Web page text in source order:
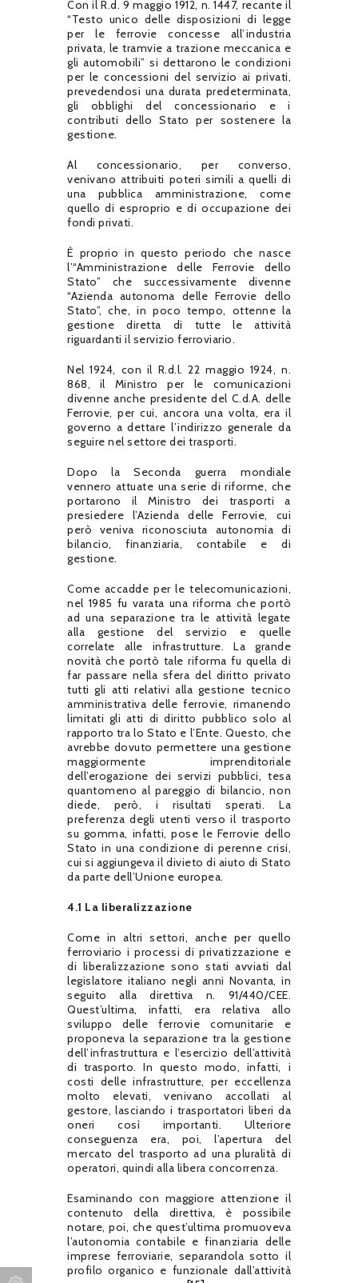
Con il R.d. 9 maggio 1912, n. 1447, recante il
“Testo unico delle disposizioni di legge
per le ferrovie concesse all’industria
privata, le tramvie a trazione meccanica e
gli automobili” si dettarono le condizioni
per le concessioni del servizio ai privati,
prevedendosi una durata predeterminata,
gli obblighi del concessionario e i
contributi dello Stato per sostenere la
gestione.
Al concessionario, per converso,
venivano attribuiti poteri simili a quelli di
una pubblica amministrazione, come
quello di esproprio e di occupazione dei
fondi privati.
È proprio in questo periodo che nasce
l’“Amministrazione delle Ferrovie dello
Stato” che successivamente divenne
“Azienda autonoma delle Ferrovie dello
Stato”, che, in poco tempo, ottenne la
gestione diretta di tutte le attività
riguardanti il servizio ferroviario.
Nel 1924, con il R.d.l. 22 maggio 1924, n.
868, il Ministro per le comunicazioni
divenne anche presidente del C.d.A. delle
Ferrovie, per cui, ancora una volta, era il
governo a dettare l’indirizzo generale da
seguire nel settore dei trasporti.
Dopo la Seconda guerra mondiale
vennero attuate una serie di riforme, che
portarono il Ministro dei trasporti a
presiedere l’Azienda delle Ferrovie, cui
però veniva riconosciuta autonomia di
bilancio, finanziaria, contabile e di
gestione.
Come accadde per le telecomunicazioni,
nel 1985 fu varata una riforma che portò
ad una separazione tra le attività legate
alla gestione del servizio e quelle
correlate alle infrastrutture. La grande
novità che portò tale riforma fu quella di
far passare nella sfera del diritto privato
tutti gli atti relativi alla gestione tecnico
amministrativa delle ferrovie, rimanendo
limitati gli atti di diritto pubblico solo al
rapporto tra lo Stato e l’Ente. Questo, che
avrebbe dovuto permettere una gestione
maggiormente imprenditoriale
dell’erogazione dei servizi pubblici, tesa
quantomeno al pareggio di bilancio, non
diede, però, i risultati sperati. La
preferenza degli utenti verso il trasporto
su gomma, infatti, pose le Ferrovie dello
Stato in una condizione di perenne crisi,
cui si aggiungeva il divieto di aiuto di Stato
da parte dell’Unione europea.
4.1 La liberalizzazione
Come in altri settori, anche per quello
ferroviario i processi di privatizzazione e
di liberalizzazione sono stati avviati dal
legislatore italiano negli anni Novanta, in
seguito alla direttiva n. 91/440/CEE.
Quest’ultima, infatti, era relativa allo
sviluppo delle ferrovie comunitarie e
proponeva la separazione tra la gestione
dell’infrastruttura e l’esercizio dell’attività
di trasporto. In questo modo, infatti, i
costi delle infrastrutture, per eccellenza
molto elevati, venivano accollati al
gestore, lasciando i trasportatori liberi da
oneri così importanti. Ulteriore
conseguenza era, poi, l’apertura del
mercato del trasporto ad una pluralità di
operatori, quindi alla libera concorrenza.
Esaminando con maggiore attenzione il
contenuto della direttiva, è possibile
notare, poi, che quest’ultima promuoveva
l’autonomia contabile e finanziaria delle
imprese ferroviarie, separandola sotto il
profilo organico e funzionale dall’attività